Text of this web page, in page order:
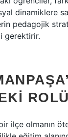
dinamiklere
pedagojik
gerektirir.
ROLÜ
ilçe olmanın